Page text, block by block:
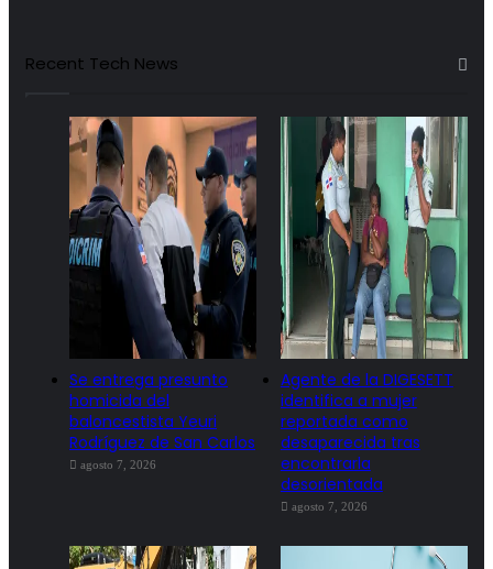
Recent Tech News
Se entrega presunto
homicida del
baloncestista Yeuri
Rodríguez de San Carlos
agosto 7, 2026
Agente de la DIGESETT
identifica a mujer
reportada como
desaparecida tras
encontrarla
desorientada
agosto 7, 2026